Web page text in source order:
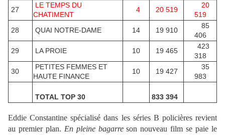
27
LE TEMPS DU
CHATIMENT
4 20 519
20
519
28
QUAI NOTRE-DAME 14 19 910
85
406
29
LA PROIE 10 19 465
423
318
30
PETITES FEMMES ET
HAUTE FINANCE
10 19 427
35
983
TOTAL TOP 30 833 394
Eddie Constantine spécialisé dans les séries B policières revient
au premier plan. En pleine bagarreson nouveau film se paie le